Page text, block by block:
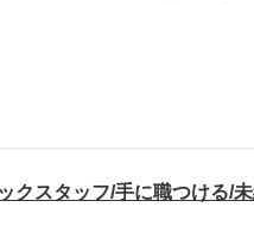
クスタッフ/手に職つける/